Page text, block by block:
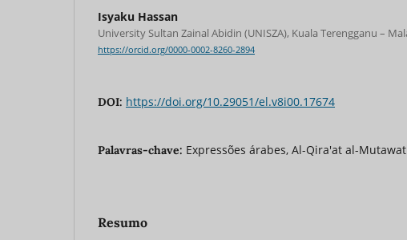
Isyaku Hassan
University Sultan Zainal Abidin (UNISZA), Kuala Terengganu –
https://orcid.org/0000-0002-8260-2894
DOI: https://doi.org/10.29051/el.v8i00.17674
Palavras-chave: Expressões árabes, Al-Qira'at al-
Resumo